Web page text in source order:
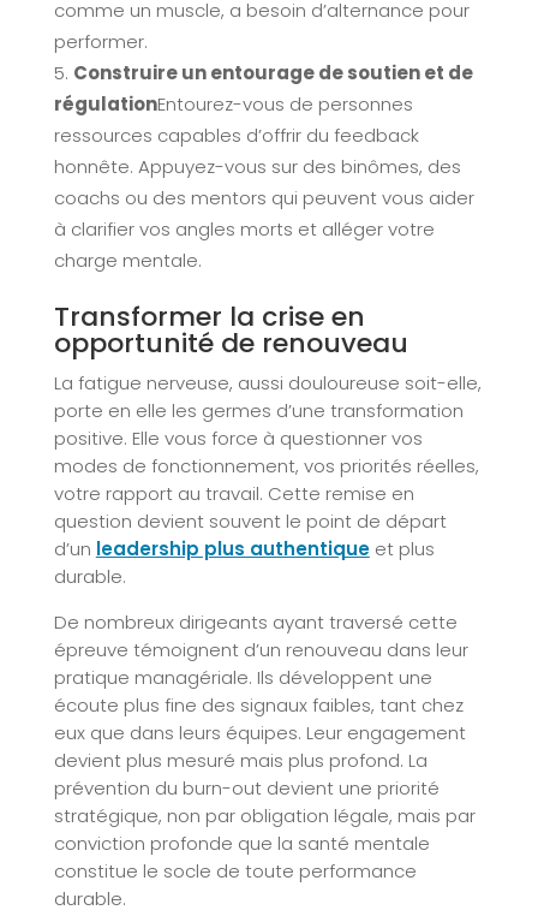
comme un muscle, a besoin d’alternance pour
performer.
Construire un entourage de soutien et de
régulationEntourez-vous de personnes
ressources capables d’offrir du feedback
honnête. Appuyez-vous sur des binômes, des
coachs ou des mentors qui peuvent vous aider
à clarifier vos angles morts et alléger votre
charge mentale.
Transformer la crise en
opportunité de renouveau
La fatigue nerveuse, aussi douloureuse soit-elle,
porte en elle les germes d’une transformation
positive. Elle vous force à questionner vos
modes de fonctionnement, vos priorités réelles,
votre rapport au travail. Cette remise en
question devient souvent le point de départ
d’un leadership plus authentiqueet plus
durable.
De nombreux dirigeants ayant traversé cette
épreuve témoignent d’un renouveau dans leur
pratique managériale. Ils développent une
écoute plus fine des signaux faibles, tant chez
eux que dans leurs équipes. Leur engagement
devient plus mesuré mais plus profond. La
prévention du burn-out devient une priorité
stratégique, non par obligation légale, mais par
conviction profonde que la santé mentale
constitue le socle de toute performance
durable.